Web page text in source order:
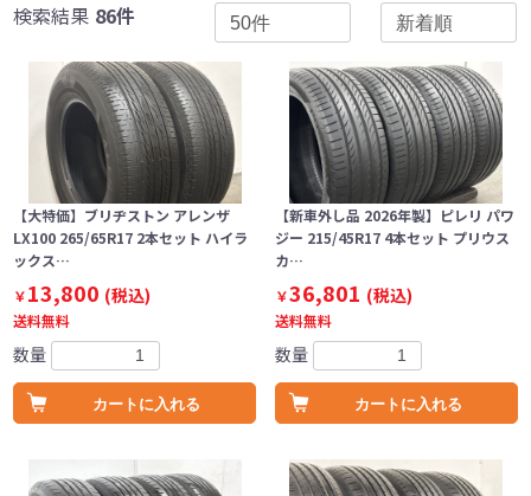
検索結果 86件
【大特価】ブリヂストン アレンザ
LX100 265/65R17 2本セット ハイラ
ックス…
￥13,800 (税込)
送料無料
数量
カートに入れる
【新車外し品 2026年製】ピレリ パワ
ジー 215/45R17 4本セット プリウス
カ…
￥36,801 (税込)
送料無料
数量
カートに入れる